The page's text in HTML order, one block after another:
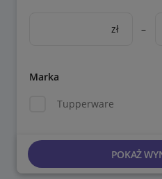
zł –
Marka
Tupperware
POKAŻ